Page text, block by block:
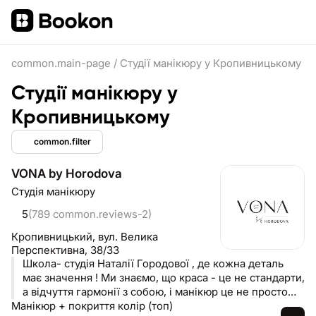
common.main-page / Студії манікюру у Кропивницькому
Студії манікюру у
Кропивницькому
common.filter
VONA by Horodova
Студія манікюру
5(789 common.reviews-2)
Кропивницький, вул. Велика
Перспективна, 38/33
Школа- студія Наталії Городової , де кожна деталь
має значення ! Ми знаємо, що краса - це не стандарти,
а відчуття гармонії з собою, і манікюр це не просто
послуга - це твій найбажаніший ритуал! ВОНА - студія
Манікюр + покриття колір (топ)